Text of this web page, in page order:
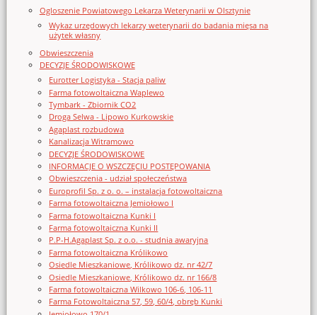
Ogloszenie Powiatowego Lekarza Weterynarii w Olsztynie
Wykaz urzędowych lekarzy weterynarii do badania mięsa na
użytek własny
Obwieszczenia
DECYZJE ŚRODOWISKOWE
Eurotter Logistyka - Stacja paliw
Farma fotowoltaiczna Waplewo
Tymbark - Zbiornik CO2
Droga Selwa - Lipowo Kurkowskie
Agaplast rozbudowa
Kanalizacja Witramowo
DECYZJE ŚRODOWISKOWE
INFORMACJE O WSZCZĘCIU POSTĘPOWANIA
Obwieszczenia - udział społeczeństwa
Europrofil Sp. z o. o. – instalacja fotowoltaiczna
Farma fotowoltaiczna Jemiołowo I
Farma fotowoltaiczna Kunki I
Farma fotowoltaiczna Kunki II
P.P-H.Agaplast Sp. z o.o. - studnia awaryjna
Farma fotowoltaiczna Królikowo
Osiedle Mieszkaniowe, Królikowo dz. nr 42/7
Osiedle Mieszkaniowe, Królikowo dz. nr 166/8
Farma fotowoltaiczna Wilkowo 106-6, 106-11
Farma Fotowoltaiczna 57, 59, 60/4, obręb Kunki